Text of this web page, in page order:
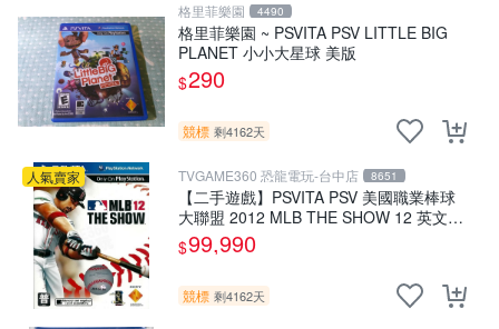
格里菲樂園 4490
格里菲樂園 ~ PSVITA PSV LITTLE BIG
PLANET 小小大星球 美版
$290
競標 剩4162天
人氣賣家 TVGAME360 恐龍電玩-台中店 8651
【二手遊戲】PSVITA PSV 美國職業棒球
大聯盟 2012 MLB THE SHOW 12 英文版
【台中恐龍電玩】
$99,990
競標 剩4162天